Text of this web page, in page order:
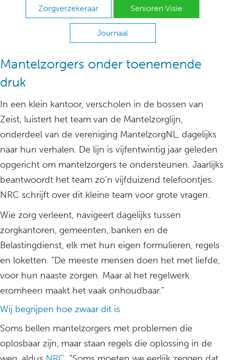
Zorgverzekeraar Senioren Visie
Journaal
Mantelzorgers onder toenemende
druk
In een klein kantoor, verscholen in de bossen van
Zeist, luistert het team van de Mantelzorglijn,
onderdeel van de vereniging MantelzorgNL, dagelijks
naar hun verhalen. De lijn is vijfentwintig jaar geleden
opgericht om mantelzorgers te ondersteunen. Jaarlijks
beantwoordt het team zo’n vijfduizend telefoontjes.
NRC schrijft over dit kleine team voor grote vragen.
Wie zorg verleent, navigeert dagelijks tussen
zorgkantoren, gemeenten, banken en de
Belastingdienst, elk met hun eigen formulieren, regels
en loketten. “De meeste mensen doen het met liefde,
voor hun naaste zorgen. Maar al het regelwerk
eromheen maakt het vaak onhoudbaar.”
Wij begrijpen hoe zwaar dit is
Soms bellen mantelzorgers met problemen die
oplosbaar zijn, maar staan regels die oplossing in de